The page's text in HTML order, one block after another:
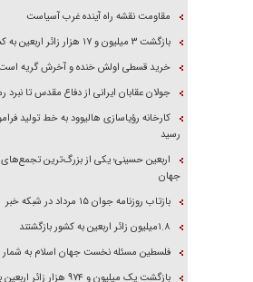
مقاومت نقشه راه آینده غرب آسیاست
بازگشت ۳ میلیون و ۱۷ هزار زائر اربعین به کشور
خرید قسطی اولش خنده و آخرش گریه
جولان عقابان ایرانی از دفاع مقدس تا نبرد
کارخانه رؤیاسازی هالیوود به خط تولید
رسید
اربعین حسینی؛ یکی از بزرگ‌ترین تجمع‌های
جهان
بازتاب روزنامه جوان ۱۵ مرداد در شبکه خبر
۱.۸میلیون زائر اربعین به کشور بازگشتند
فلسطین مسئله نخست جهان اسلام به
بازگشت یک میلیون و ۹۷۴ هزار زائر اربعین به کشور